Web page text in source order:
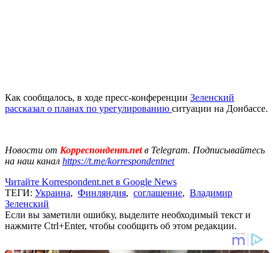
Как сообщалось, в ходе пресс-конференции Зеленский
рассказал о планах по урегулированию ситуации на Донбассе.
Новости от Корреспондент.netв Telegram. Подписывайтесь
на наш канал https://t.me/korrespondentnet
Читайте Korrespondent.net в Google News
ТЕГИ: Украина, Финляндия, соглашение, Владимир
Зеленский
Если вы заметили ошибку, выделите необходимый текст и
нажмите Ctrl+Enter, чтобы сообщить об этом редакции.